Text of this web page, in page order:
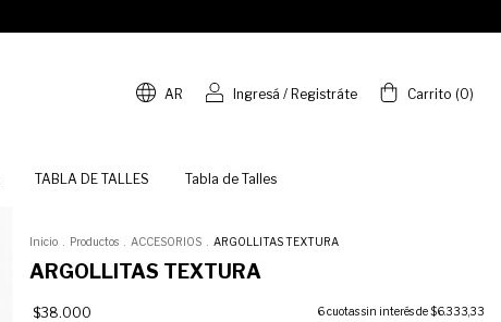
AR Ingresá / Registráte Carrito (0)
TABLA DE TALLES Tabla de Talles
Inicio Productos ACCESORIOS ARGOLLITAS TEXTURA
ARGOLLITAS TEXTURA
$38.000 6cuotas sin interés de$6.333,33